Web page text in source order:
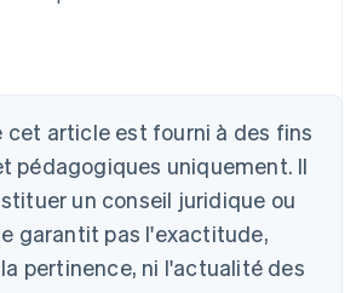
cet article est fourni à des fins
pédagogiques uniquement. Il
un conseil juridique ou
garantit pas l'exactitude,
pertinence, ni l'actualité des